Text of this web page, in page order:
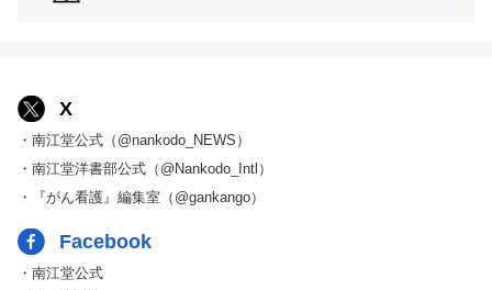
X
・南江堂公式（@nankodo_NEWS）
・南江堂洋書部公式（@Nankodo_Intl）
・『がん看護』編集室（@gankango）
Facebook
・南江堂公式